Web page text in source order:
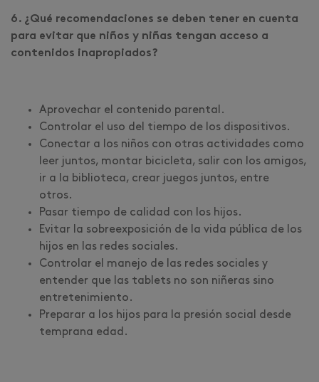
6. ¿Qué recomendaciones se deben tener en cuenta
para evitar que niños y niñas tengan acceso a
contenidos inapropiados?
Aprovechar el contenido parental.
Controlar el uso del tiempo de los dispositivos.
Conectar a los niños con otras actividades como
leer juntos, montar bicicleta, salir con los amigos,
ir a la biblioteca, crear juegos juntos, entre
otros.
Pasar tiempo de calidad con los hijos.
Evitar la sobreexposición de la vida pública de los
hijos en las redes sociales.
Controlar el manejo de las redes sociales y
entender que las tablets no son niñeras sino
entretenimiento.
Preparar a los hijos para la presión social desde
temprana edad.